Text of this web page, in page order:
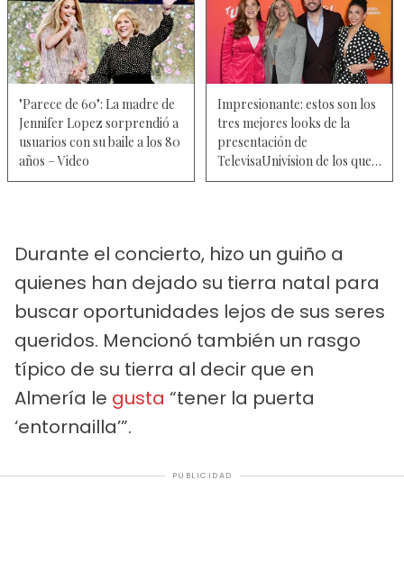
"Parece de 60": La madre de
Jennifer Lopez sorprendió a
usuarios con su baile a los 80
años – Video
Impresionante: estos son los
tres mejores looks de la
presentación de
TelevisaUnivision de los que
hablan los usuarios – FOTOS
Durante el concierto, hizo un guiño a
quienes han dejado su tierra natal para
buscar oportunidades lejos de sus seres
queridos. Mencionó también un rasgo
típico de su tierra al decir que en
Almería le gusta “tener la puerta
‘entornailla’”.
PUBLICIDAD